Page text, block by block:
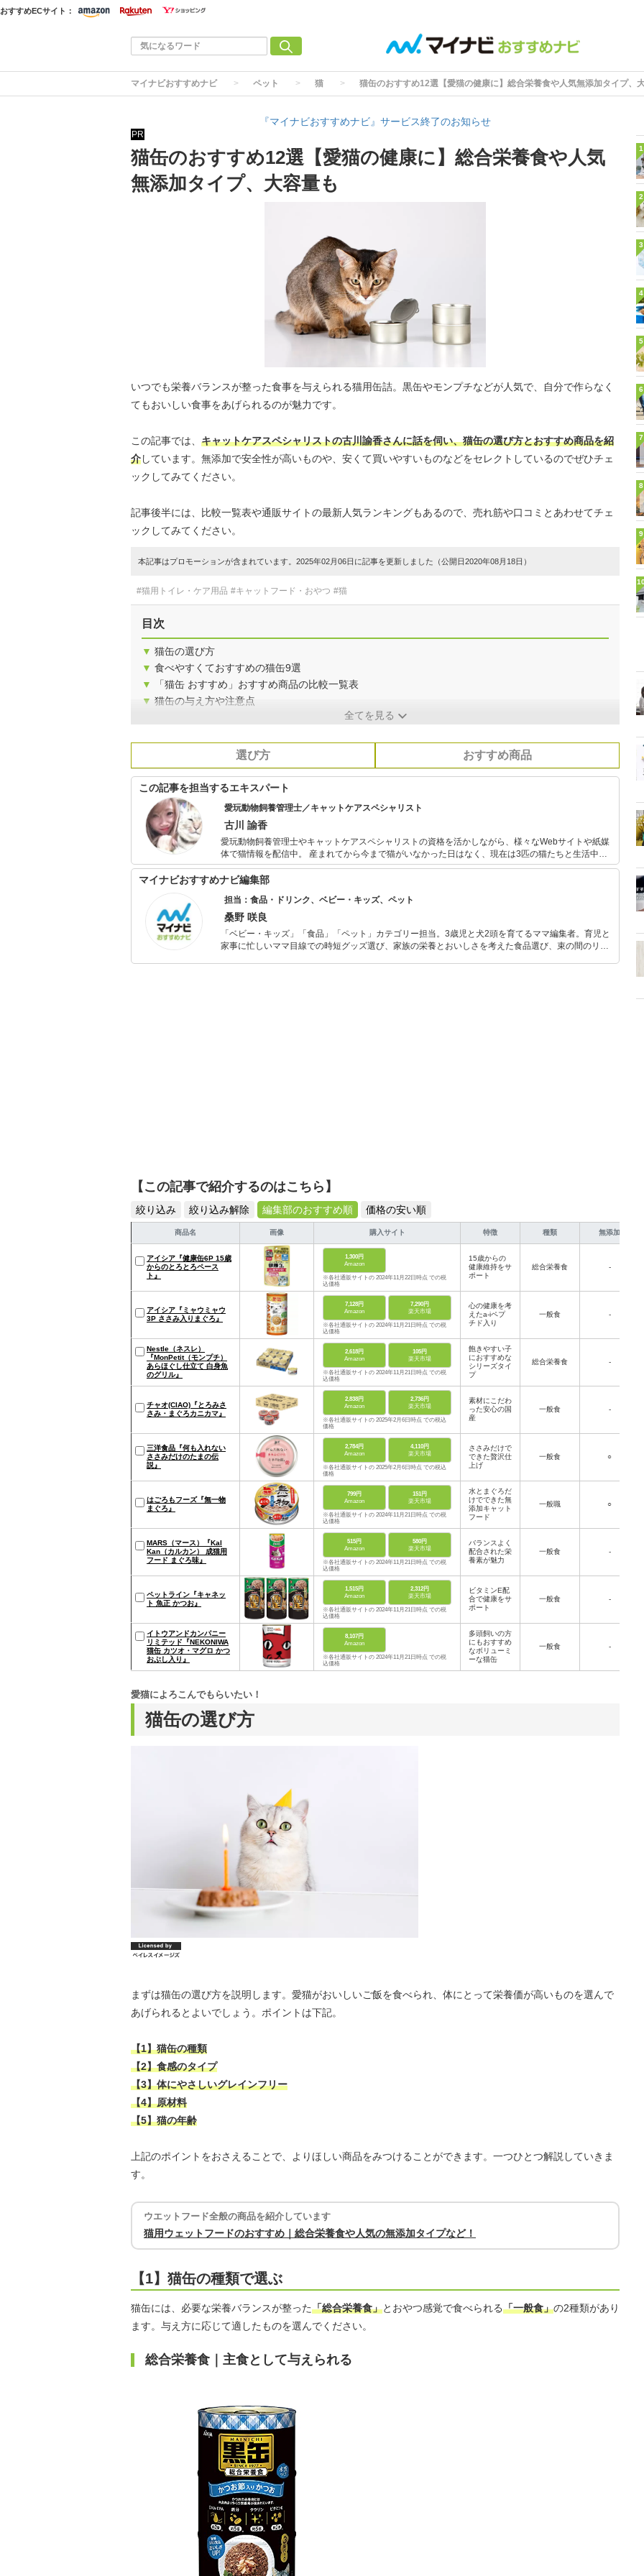
おすすめECサイト：
マイナビおすすめナビ ペット 猫 猫缶のおすすめ12選【愛猫の健康に】総合栄養食や人気無添加タイプ、
『マイナビおすすめナビ』サービス終了のお知らせ
PR
猫缶のおすすめ12選【愛猫の健康に】総合栄養食や人気
無添加タイプ、大容量も
いつでも栄養バランスが整った食事を与えられる猫用缶詰。黒缶やモンプチなどが人気で、自分で作らなく
てもおいしい食事をあげられるのが魅力です。
この記事では、 キャットケアスペシャリストの古川諭香さんに話を伺い、猫缶の選び方とおすすめ商品を紹
介しています。無添加で安全性が高いものや、安くて買いやすいものなどをセレクトしているのでぜひチェ
ックしてみてください。
記事後半には、比較一覧表や通販サイトの最新人気ランキングもあるので、売れ筋や口コミとあわせてチェ
ックしてみてください。
本記事はプロモーションが含まれています。2025年02月06日に記事を更新しました（公開日2020年08月18日）
#猫用トイレ・ケア用品 #キャットフード・おやつ #猫
目次
▼ 猫缶の選び方
▼ 食べやすくておすすめの猫缶9選
▼
「猫缶 おすすめ」おすすめ商品の比較一覧表
▼ 猫缶の与え方や注意点
全てを見る
選び方 おすすめ商品
この記事を担当するエキスパート
愛玩動物飼養管理士／キャットケアスペシャリスト
古川 諭香
愛玩動物飼養管理士やキャットケアスペシャリストの資格を活かしながら、様々なWebサイトや紙媒
体で猫情報を配信中。 産まれてから今まで猫がいなかった日はなく、現在は3匹の猫たちと生活中。
「猫と人間が幸せに暮らす」をテーマに、猫が喜ぶ注文住宅も建築済み。
マイナビおすすめナビ編集部
担当：食品・ドリンク、ベビー・キッズ、ペット
桑野 咲良
「ベビー・キッズ」「食品」「ペット」カテゴリー担当。3歳児と犬2頭を育てるママ編集者。育児と
家事に忙しいママ目線での時短グッズ選び、家族の栄養とおいしさを考えた食品選び、束の間のリラ
【この記事で紹介するのはこちら】
絞り込み 絞り込み解除 編集部のおすすめ順 価格の安い順
商品名 画像 購入サイト 特徴 種類 無添加
アイシア『健康缶6P 15歳
からのとろとろペース
ト』
1,300円
Amazon
※各社通販サイトの 2024年11月22日時点 での税
込価格
15歳からの
健康維持をサ
ポート
総合栄養食 -
アイシア『ミャウミャウ
3P ささみ入りまぐろ』
7,128円
Amazon
7,290円
楽天市場
※各社通販サイトの 2024年11月21日時点 での税
込価格
心の健康を考
えたa-iペプ
チド入り
一般食 -
Nestle（ネスレ）
『MonPetit（モンプチ）
あらほぐし仕立て 白身魚
のグリル』
2,618円
Amazon
105円
楽天市場
※各社通販サイトの 2024年11月21日時点 での税
込価格
飽きやすい子
におすすめな
シリーズタイ
プ
総合栄養食 -
チャオ(CIAO)『とろみさ
さみ・まぐろカニカマ』
2,838円
Amazon
2,736円
楽天市場
※各社通販サイトの 2025年2月6日時点 での税込
価格
素材にこだわ
った安心の国
産
一般食 -
三洋食品『何も入れない
ささみだけのたまの伝
説』
2,784円
Amazon
4,110円
楽天市場
※各社通販サイトの 2025年2月6日時点 での税込
価格
ささみだけで
できた贅沢仕
上げ
一般食 ○
はごろもフーズ『無一物
まぐろ』
799円
Amazon
151円
楽天市場
※各社通販サイトの 2024年11月21日時点 での税
込価格
水とまぐろだ
けでできた無
添加キャット
フード
一般職 ○
MARS（マース）『Kal
Kan（カルカン） 成猫用
フード まぐろ味』
515円
Amazon
580円
楽天市場
※各社通販サイトの 2024年11月21日時点 での税
込価格
バランスよく
配合された栄
養素が魅力
一般食 -
ペットライン『キャネッ
ト 魚正 かつお』
1,515円
Amazon
2,312円
楽天市場
※各社通販サイトの 2024年11月21日時点 での税
込価格
ビタミンE配
合で健康をサ
ポート
一般食 -
イトウアンドカンパニー
リミテッド『NEKONIWA
猫缶 カツオ・マグロ かつ
おぶし入り』
8,107円
Amazon
※各社通販サイトの 2024年11月21日時点 での税
込価格
多頭飼いの方
にもおすすめ
なボリューミ
ーな猫缶
一般食 -
猫缶の選び方
愛猫によろこんでもらいたい！
まずは猫缶の選び方を説明します。愛猫がおいしいご飯を食べられ、体にとって栄養価が高いものを選んで
あげられるとよいでしょう。ポイントは下記。
【1】猫缶の種類
【2】食感のタイプ
【3】体にやさしいグレインフリー
【4】原材料
【5】猫の年齢
上記のポイントをおさえることで、よりほしい商品をみつけることができます。一つひとつ解説していきま
す。
ウエットフード全般の商品を紹介しています
猫用ウェットフードのおすすめ｜総合栄養食や人気の無添加タイプなど！
【1】猫缶の種類で選ぶ
猫缶には、必要な栄養バランスが整った「総合栄養食」とおやつ感覚で食べられる「一般食」の2種類があり
ます。与え方に応じて適したものを選んでください。
総合栄養食｜主食として与えられる
1
2
3
4
5
6
7
8
9